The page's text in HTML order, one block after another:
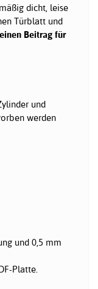
dicht, leise
Türblatt und
einen Beitrag für
und
werden
und 0,5 mm
Platte.